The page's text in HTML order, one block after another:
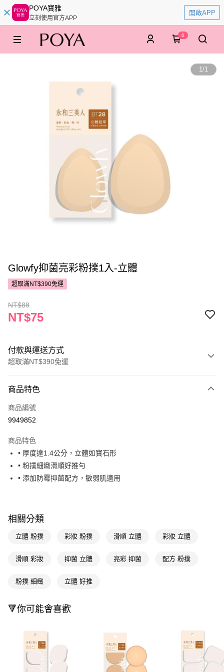
POYA寶雅
立刻使用官方APP
開啟APP
0
1/1
Glowfy抑菌亮彩粉撲1入-立體
超取滿NT$390免運
NT$88
NT$75
付款與運送方式
超取滿NT$390免運
POYA支付
信用卡一次付款
LINE Pay
Apple Pay
Google Pay
相關說明
便利好安心！
２．便利：只要手機號碼，簡訊認證，即可結帳。
３．安心：先確認商品／服務後，再付款。
【「AFTEE先享後付」結帳流程】
１．於結帳方式選擇「AFTEE先享後付」後，將跳轉至「AFTEE先享後付」
結帳頁面，進行簡訊認證並確認金額後，即可完成結帳。
２．訂單成立數日內，您將收到繳費通知簡訊。
３．收到繳費通知簡訊後14天內，點擊此簡訊中的連結，可透過四大超商／
全家取貨付款
付款後全家取貨
每筆NT$65，滿NT$390(含以上)免運費
商品特色
商品編號
9949852
商品特色
• 厚度達1.4公分，立體如寶石形
• 粉撲細緻滑順好推勻
• 添加防霉抑菌配方，敏弱肌適用
相關分類
立體 粉撲 彩妝 粉撲 滑順 立體 彩妝 立體
滑順 彩妝 抑菌 立體 亮彩 抑菌 配方 粉撲
粉撲 細緻 立體 好推
🔻你可能會喜歡